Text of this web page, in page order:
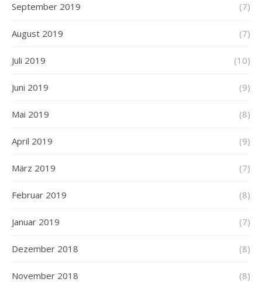
September 2019 (7)
August 2019 (7)
Juli 2019 (10)
Juni 2019 (9)
Mai 2019 (8)
April 2019 (9)
März 2019 (7)
Februar 2019 (8)
Januar 2019 (7)
Dezember 2018 (8)
November 2018 (8)